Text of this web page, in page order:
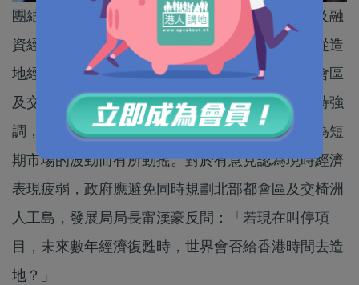
團結香港基金與發展局今日舉辦「香港造地發展及融
資經濟論壇」，請來不同範疇的學者及專家分別從造
地經濟效益和造地的融資成本，探討有關北部都會區
及交椅洲人工島的議題。財政司司長陳茂波致辭時強
調，推動香港土地供應充足的決心，絕對不會因為短
期市場的波動而有所動搖。對於有意見認為現時經濟
表現疲弱，政府應避免同時規劃北部都會區及交椅洲
人工島，發展局局長甯漢豪反問：「若現在叫停項
目，未來數年經濟復甦時，世界會否給香港時間去造
地？」